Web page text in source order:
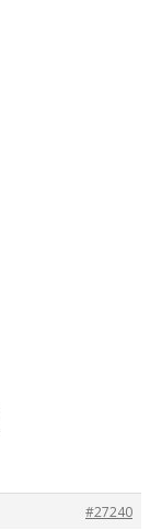
#27240